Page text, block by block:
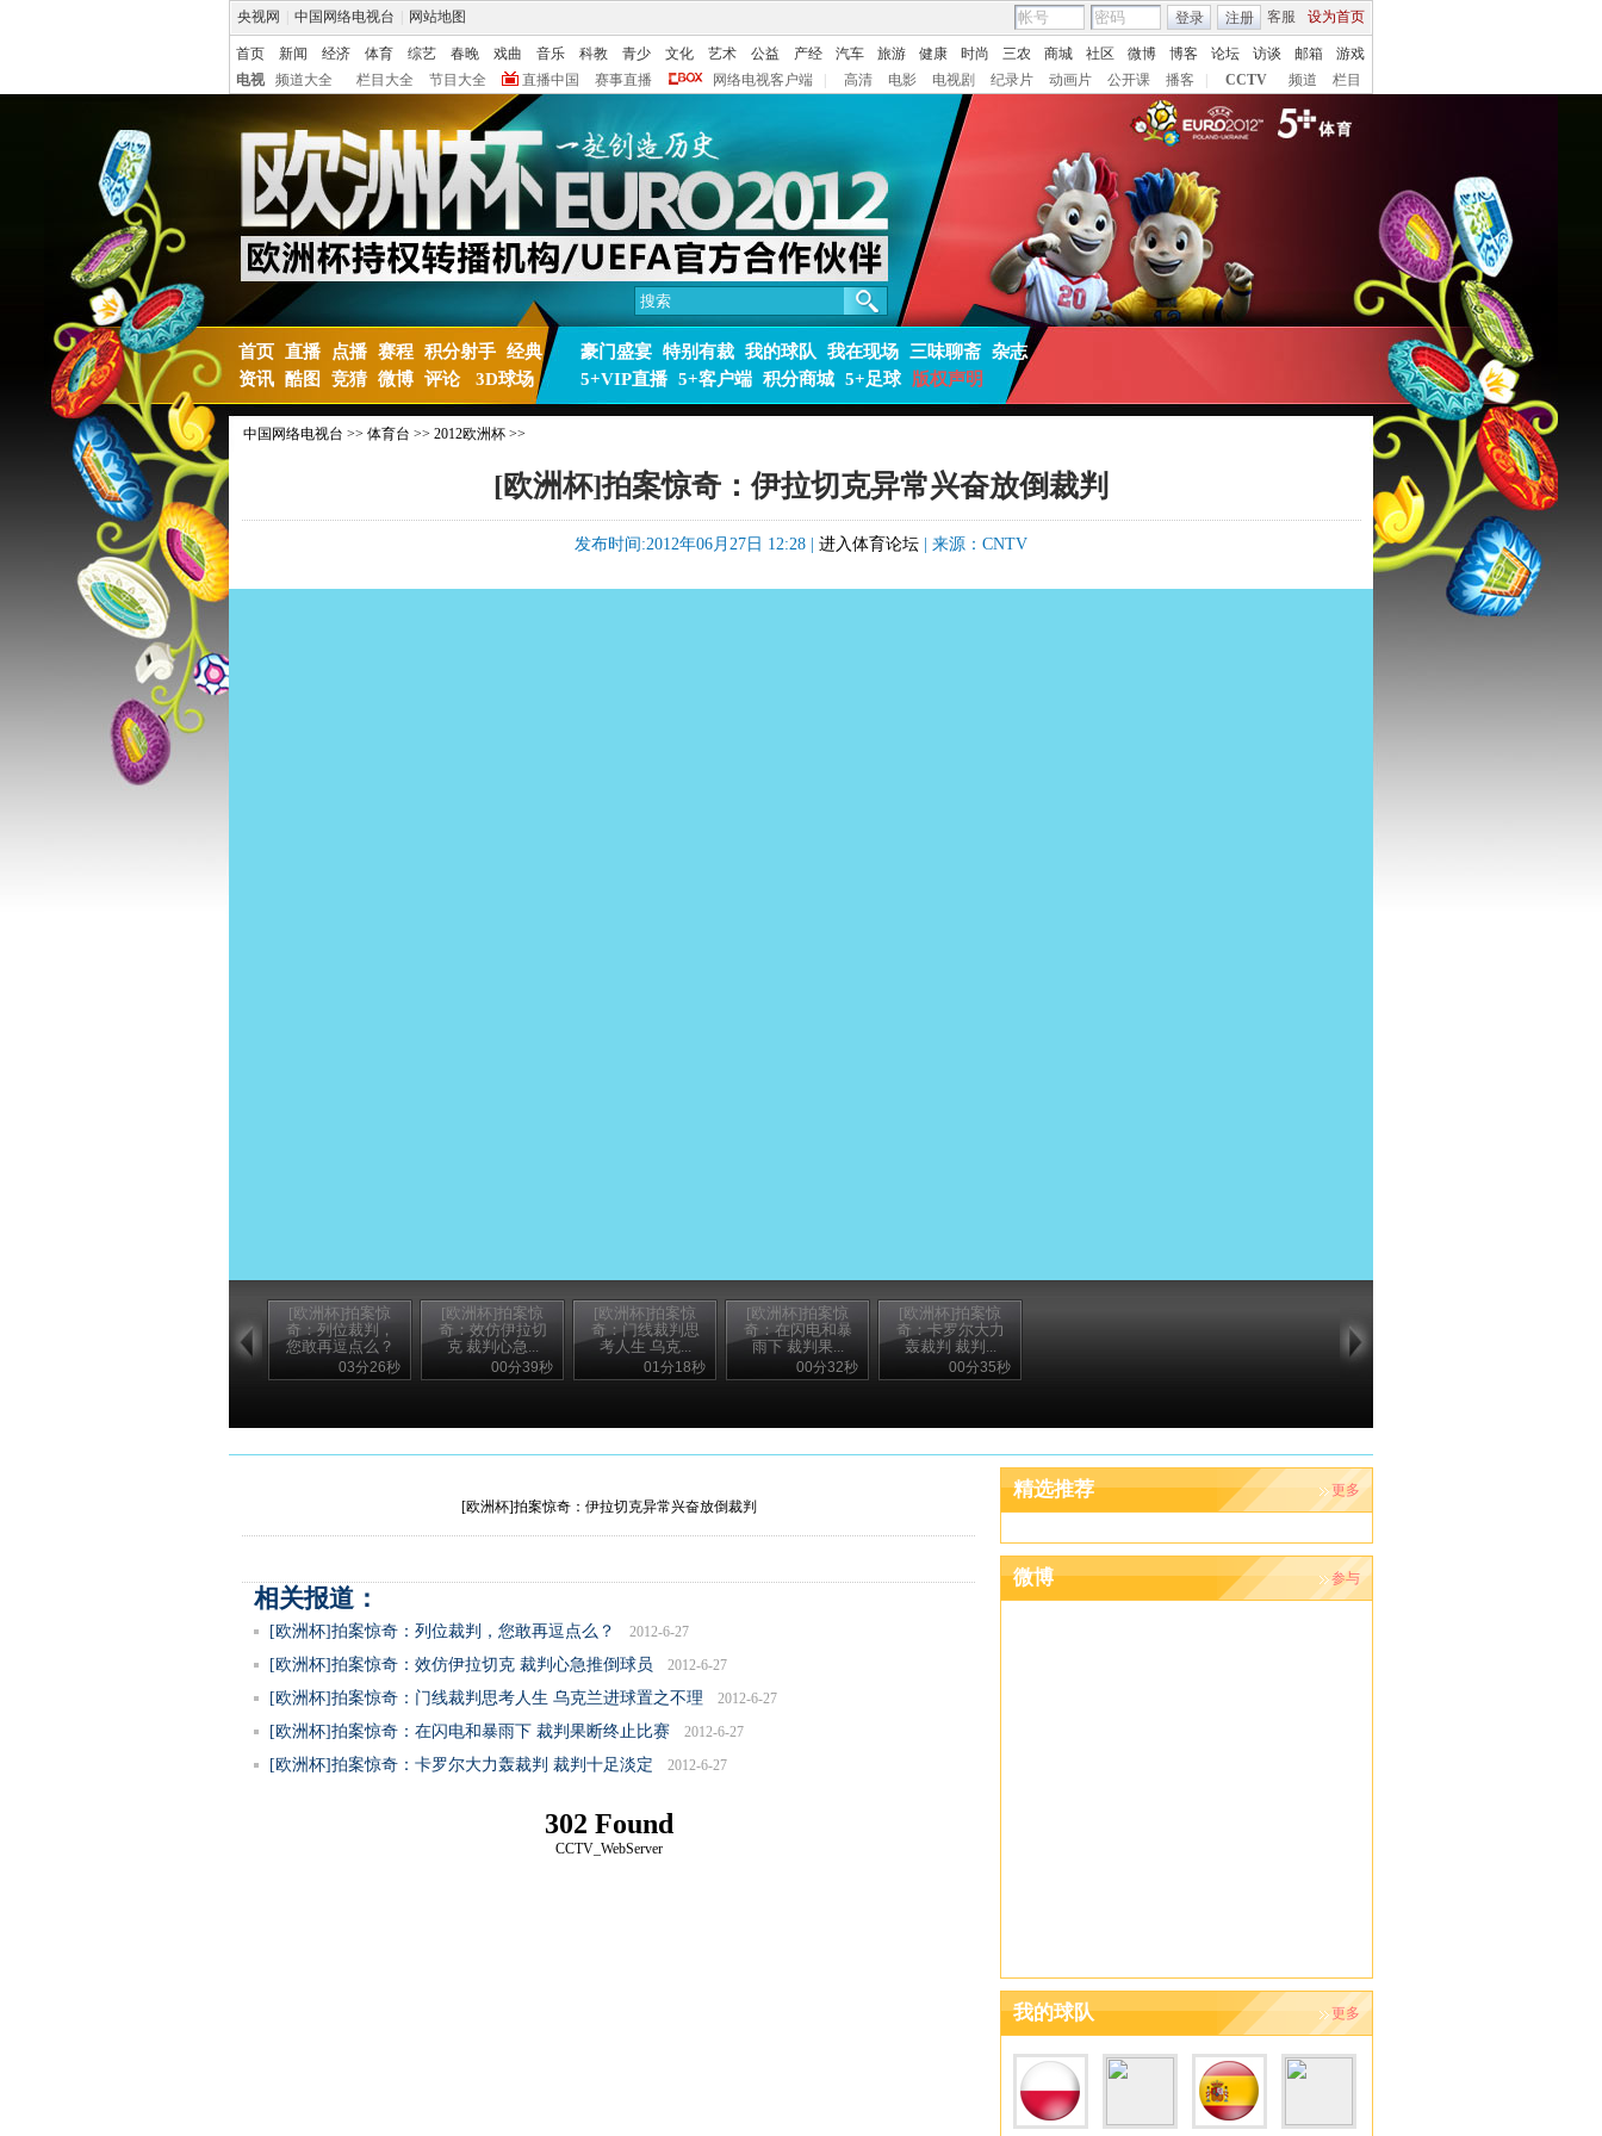
央视网 中国网络电视台 网站地图 客服 设为首页
登录 注册
首页 新闻 经济 体育 综艺 春晚 戏曲 音乐 科教 青少 文化 艺术 公益 产经 汽车 旅游 健康 时尚 三农 商城 社区 微博 博客 论坛 访谈 邮箱
游戏
电视
频道大全 栏目大全 节目大全 直播中国 赛事直播 网络电视客户端 高清 电影 电视剧 纪录片 动画片 公开课 播客 CCTV 频道 栏目
首页 直播 点播 赛程 积分射手 经典
资讯 酷图 竞猜 微博 评论 3D球场
豪门盛宴 特别有裁 我的球队 我在现场 三味聊斋 杂志
5+VIP直播 5+客户端 积分商城 5+足球 版权声明
中国网络电视台 >> 体育台 >> 2012欧洲杯 >>
[欧洲杯]拍案惊奇：伊拉切克异常兴奋放倒裁判
发布时间:2012年06月27日 12:28 | 进入体育论坛 | 来源：CNTV
[欧洲杯]拍案惊
奇：列位裁判，
您敢再逗点么？
03分26秒
[欧洲杯]拍案惊
奇：效仿伊拉切
克 裁判心急...
00分39秒
[欧洲杯]拍案惊
奇：门线裁判思
考人生 乌克...
01分18秒
[欧洲杯]拍案惊
奇：在闪电和暴
雨下 裁判果...
00分32秒
[欧洲杯]拍案惊
奇：卡罗尔大力
轰裁判 裁判...
00分35秒
[欧洲杯]拍案惊奇：伊拉切克异常兴奋放倒裁判
相关报道：
[欧洲杯]拍案惊奇：列位裁判，您敢再逗点么？ 2012-6-27
[欧洲杯]拍案惊奇：效仿伊拉切克 裁判心急推倒球员 2012-6-27
[欧洲杯]拍案惊奇：门线裁判思考人生 乌克兰进球置之不理 2012-6-27
[欧洲杯]拍案惊奇：在闪电和暴雨下 裁判果断终止比赛 2012-6-27
[欧洲杯]拍案惊奇：卡罗尔大力轰裁判 裁判十足淡定 2012-6-27
302 Found
CCTV_WebServer
精选推荐 更多
微博 参与
我的球队 更多